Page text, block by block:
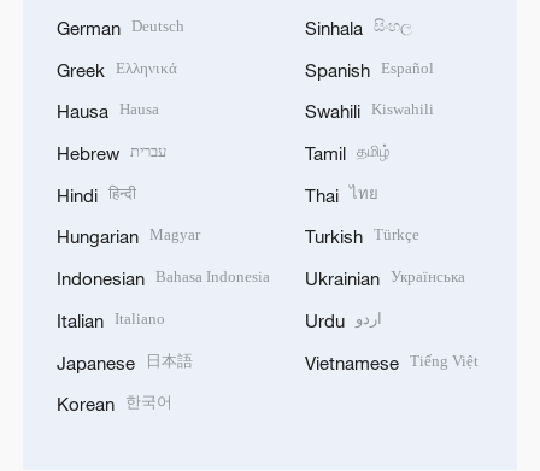
German Deutsch
Greek Ελληνικά
Hausa Hausa
Hebrew עברית
Hindi हिन्दी
Hungarian Magyar
Indonesian Bahasa Indonesia
Italian Italiano
Japanese 日本語
Korean 한국어
Sinhala සිංහල
Spanish Español
Swahili Kiswahili
Tamil தமிழ்
Thai ไทย
Turkish Türkçe
Ukrainian Українська
Urdu اردو
Vietnamese Tiếng Việt